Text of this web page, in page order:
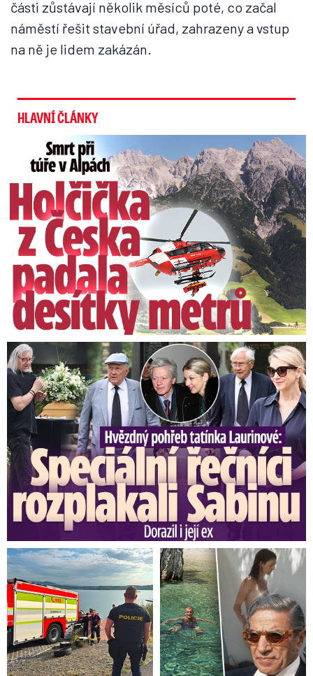
části zůstávají několik měsíců poté, co začal
náměstí řešit stavební úřad, zahrazeny a vstup
na ně je lidem zakázán.
HLAVNÍ ČLÁNKY
Smrt Češky v Alpách: Zemřela při túře s rodiči
Speciální řečníci nad rakví Laurina: Rozbrečeli i dceru